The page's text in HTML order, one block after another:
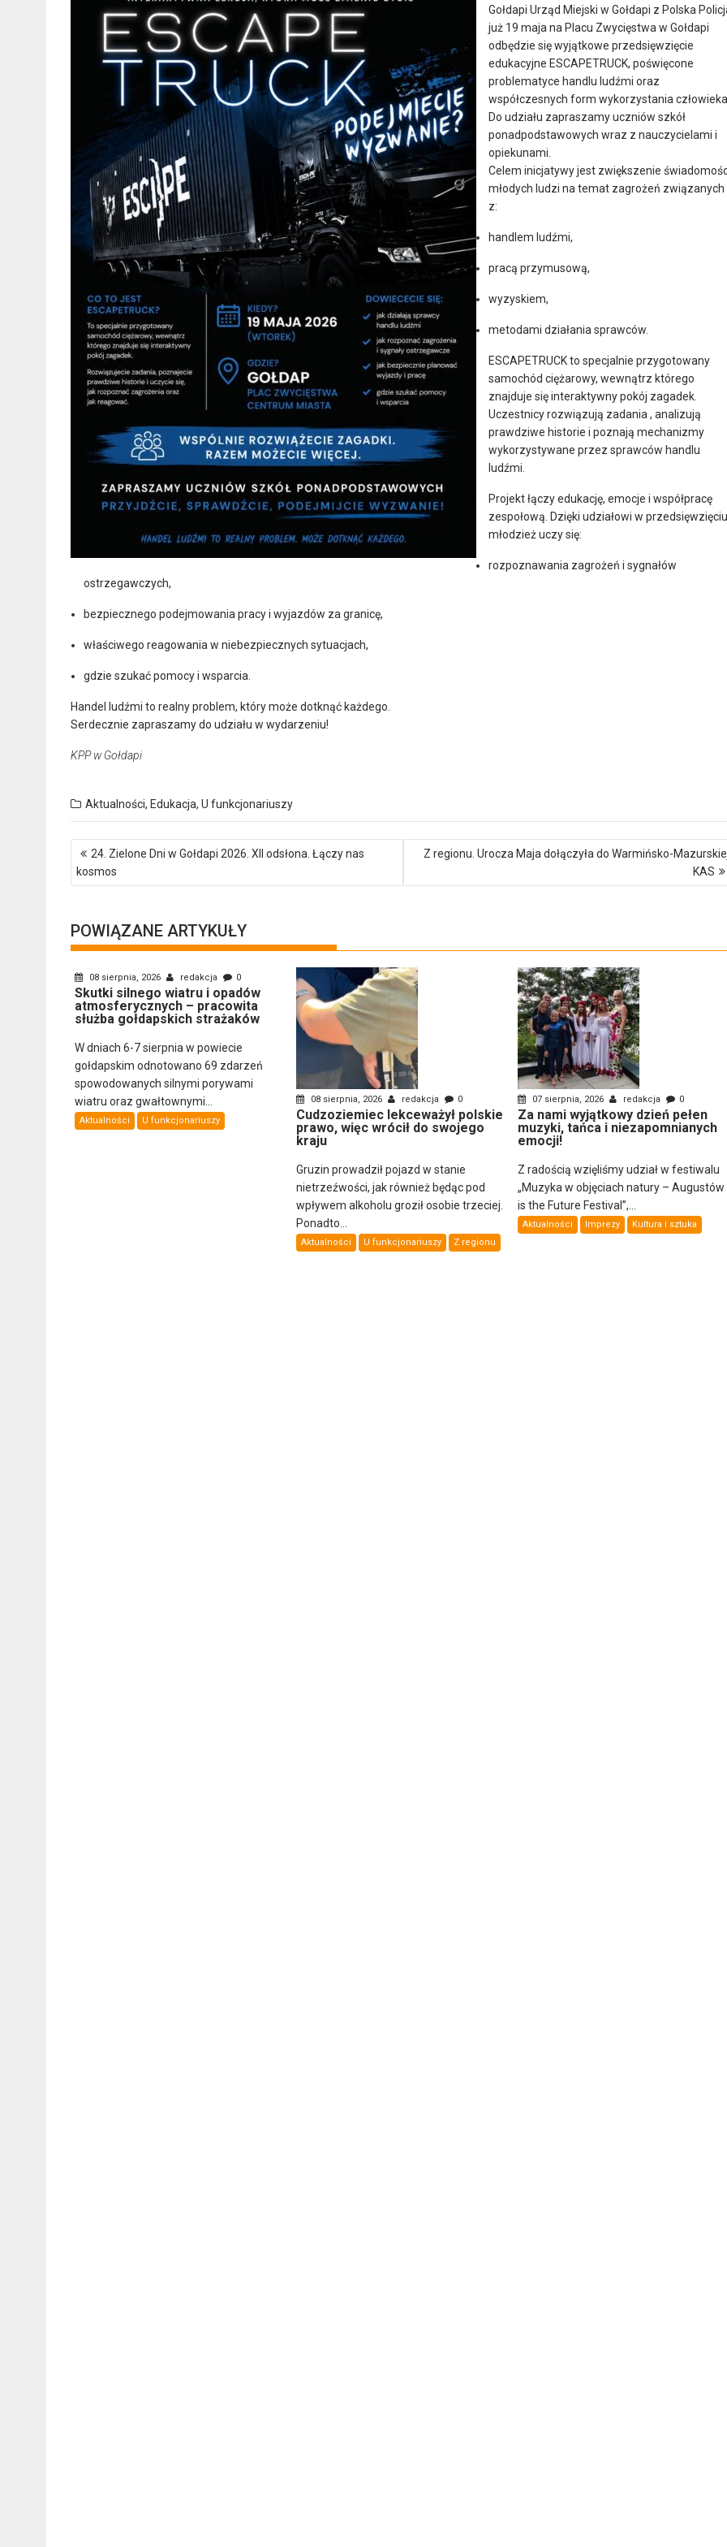
Gołdapi Urząd Miejski w Gołdapi z Polska
już 19 maja na Placu Zwycięstwa w Gołdapi
odbędzie się wyjątkowe przedsięwzięcie
edukacyjne ESCAPETRUCK, poświęcone
problematyce handlu ludźmi oraz
współczesnych form wykorzystania
Do udziału zapraszamy uczniów szkół
ponadpodstawowych wraz z nauczycielami i
opiekunami.
Celem inicjatywy jest zwiększenie
młodych ludzi na temat zagrożeń związanych
z:
handlem ludźmi,
pracą przymusową,
wyzyskiem,
metodami działania sprawców.
ESCAPETRUCK to specjalnie przygotowany
samochód ciężarowy, wewnątrz którego
znajduje się interaktywny pokój zagadek.
Uczestnicy rozwiązują zadania , analizują
prawdziwe historie i poznają mechanizmy
wykorzystywane przez sprawców handlu
ludźmi.
Projekt łączy edukację, emocje i współpracę
zespołową. Dzięki udziałowi w przedsięwzięciu
młodzież uczy się:
rozpoznawania zagrożeń i sygnałów
ostrzegawczych,
bezpiecznego podejmowania pracy i wyjazdów za granicę,
właściwego reagowania w niebezpiecznych sytuacjach,
gdzie szukać pomocy i wsparcia.
Handel ludźmi to realny problem, który może dotknąć każdego.
Serdecznie zapraszamy do udziału w wydarzeniu!
KPP w Gołdapi
Aktualności, Edukacja, U funkcjonariuszy
Nawigacja
wpisu
24. Zielone Dni w Gołdapi 2026. XII odsłona. Łączy nas
kosmos
Z regionu. Urocza Maja dołączyła do Warmińsko-
KAS
POWIĄZANE ARTYKUŁY
08 sierpnia, 2026 redakcja 0
Skutki silnego wiatru i opadów
atmosferycznych – pracowita
służba gołdapskich strażaków
W dniach 6-7 sierpnia w powiecie
gołdapskim odnotowano 69 zdarzeń
spowodowanych silnymi porywami
wiatru oraz gwałtownymi...
Aktualności U funkcjonariuszy
08 sierpnia, 2026 redakcja 0
Cudzoziemiec lekceważył polskie
prawo, więc wrócił do swojego
kraju
Gruzin prowadził pojazd w stanie
nietrzeźwości, jak również będąc pod
wpływem alkoholu groził osobie trzeciej.
Ponadto...
Aktualności U funkcjonariuszy Z regionu
07 sierpnia, 2026 redakcja 0
Za nami wyjątkowy dzień pełen
muzyki, tańca i niezapomnianych
emocji!
Z radością wzięliśmy udział w festiwalu
„Muzyka w objęciach natury – Augustów
is the Future Festival”,...
Aktualności Imprezy Kultura i sztuka